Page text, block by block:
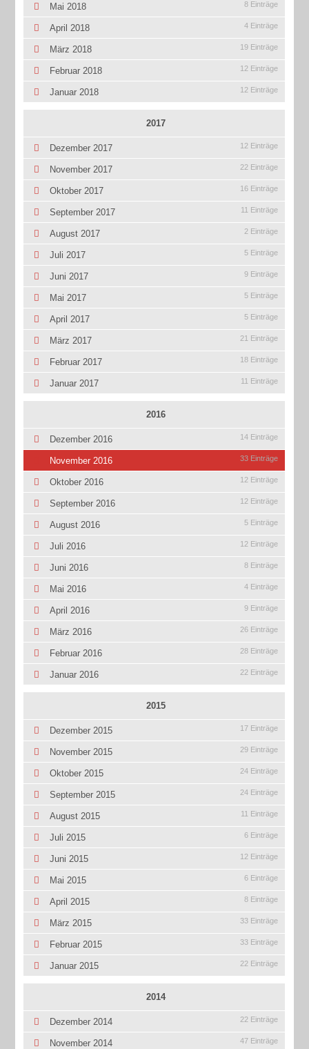
Mai 2018 8 Einträge
April 2018 4 Einträge
März 2018 19 Einträge
Februar 2018 12 Einträge
Januar 2018 12 Einträge
2017
Dezember 2017 12 Einträge
November 2017 22 Einträge
Oktober 2017 16 Einträge
September 2017 11 Einträge
August 2017 2 Einträge
Juli 2017 5 Einträge
Juni 2017 9 Einträge
Mai 2017 5 Einträge
April 2017 5 Einträge
März 2017 21 Einträge
Februar 2017 18 Einträge
Januar 2017 11 Einträge
2016
Dezember 2016 14 Einträge
November 2016 33 Einträge
Oktober 2016 12 Einträge
September 2016 12 Einträge
August 2016 5 Einträge
Juli 2016 12 Einträge
Juni 2016 8 Einträge
Mai 2016 4 Einträge
April 2016 9 Einträge
März 2016 26 Einträge
Februar 2016 28 Einträge
Januar 2016 22 Einträge
2015
Dezember 2015 17 Einträge
November 2015 29 Einträge
Oktober 2015 24 Einträge
September 2015 24 Einträge
August 2015 11 Einträge
Juli 2015 6 Einträge
Juni 2015 12 Einträge
Mai 2015 6 Einträge
April 2015 8 Einträge
März 2015 33 Einträge
Februar 2015 33 Einträge
Januar 2015 22 Einträge
2014
Dezember 2014 22 Einträge
November 2014 47 Einträge